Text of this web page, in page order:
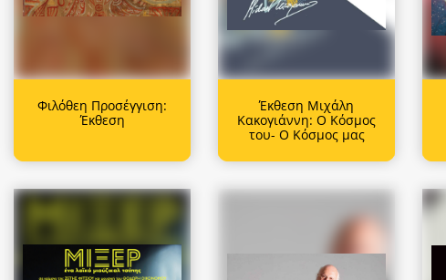
Φιλόθεη Προσέγγιση:
Έκθεση
Έκθεση Μιχάλη
Κακογιάννη: Ο Κόσμος
του- Ο Κόσμος μας